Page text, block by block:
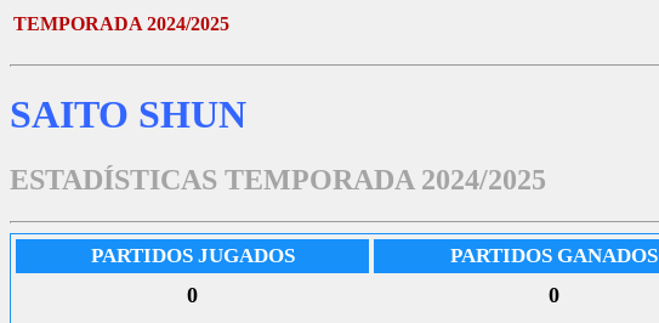
TEMPORADA 2024/2025
SAITO SHUN
ESTADÍSTICAS TEMPORADA 2024/2025
PARTIDOS JUGADOS PARTIDOS GANADOS
0 0